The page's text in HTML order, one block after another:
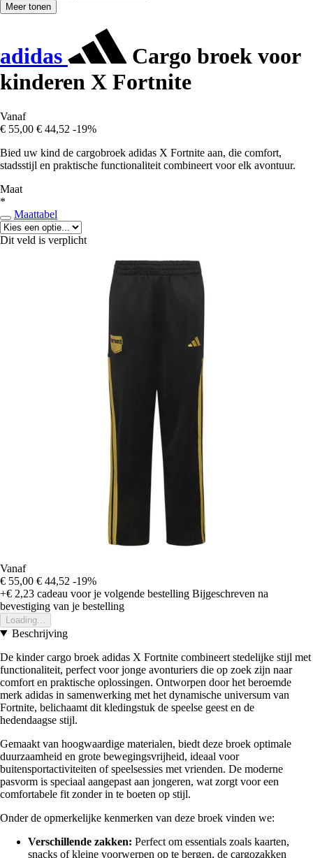
Meer tonen
adidas
Cargo broek voor
kinderen X Fortnite
Vanaf
€ 55,00 € 44,52 -19%
Bied uw kind de cargobroek adidas X Fortnite aan, die comfort,
stadsstijl en praktische functionaliteit combineert voor elk avontuur.
Maat
*
Maattabel
Dit veld is verplicht
Vanaf
€ 55,00 € 44,52 -19%
+€ 2,23 cadeau voor je volgende bestelling Bijgeschreven na
bevestiging van je bestelling
Loading...
Beschrijving
De kinder cargo broek adidas X Fortnite combineert stedelijke stijl met
functionaliteit, perfect voor jonge avonturiers die op zoek zijn naar
comfort en praktische oplossingen. Ontworpen door het beroemde
merk adidas in samenwerking met het dynamische universum van
Fortnite, belichaamt dit kledingstuk de speelse geest en de
hedendaagse stijl.
Gemaakt van hoogwaardige materialen, biedt deze broek optimale
duurzaamheid en grote bewegingsvrijheid, ideaal voor
buitensportactiviteiten of speelsessies met vrienden. De moderne
pasvorm is speciaal aangepast aan jongeren, wat zorgt voor een
comfortabele fit zonder in te boeten op stijl.
Onder de opmerkelijke kenmerken van deze broek vinden we:
Verschillende zakken: Perfect om essentials zoals kaarten,
snacks of kleine voorwerpen op te bergen, de cargozakken